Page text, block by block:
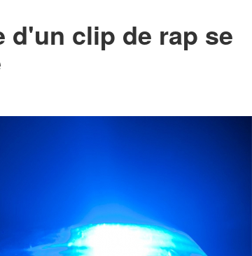
d'un clip de rap se